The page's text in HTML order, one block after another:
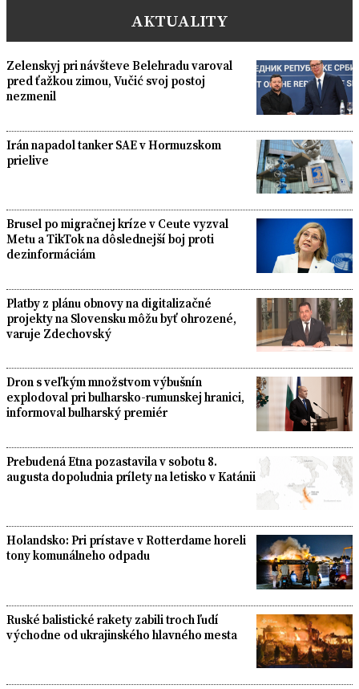
AKTUALITY
Zelenskyj pri návšteve Belehradu varoval
pred ťažkou zimou, Vučić svoj postoj
nezmenil
Irán napadol tanker SAE v Hormuzskom
prielive
Brusel po migračnej kríze v Ceute vyzval
Metu a TikTok na dôslednejší boj proti
dezinformáciám
Platby z plánu obnovy na digitalizačné
projekty na Slovensku môžu byť ohrozené,
varuje Zdechovský
Dron s veľkým množstvom výbušnín
explodoval pri bulharsko-rumunskej hranici,
informoval bulharský premiér
Prebudená Etna pozastavila v sobotu 8.
augusta dopoludnia prílety na letisko v Katánii
Holandsko: Pri prístave v Rotterdame horeli
tony komunálneho odpadu
Ruské balistické rakety zabili troch ľudí
východne od ukrajinského hlavného mesta